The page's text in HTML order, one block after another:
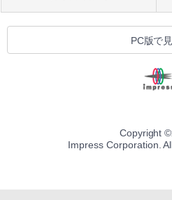
PC版で
Copyright ©
Impress Corporation.